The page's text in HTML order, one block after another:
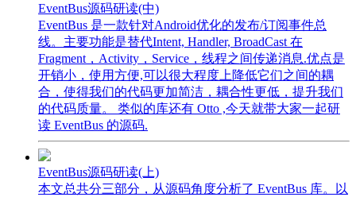
EventBus源码研读(中)
EventBus 是一款针对Android优化的发布/订阅事件总
线。主要功能是替代Intent, Handler, BroadCast 在
Fragment，Activity，Service，线程之间传递消息.优点是
开销小，使用方便,可以很大程度上降低它们之间的耦
合，使得我们的代码更加简洁，耦合性更低，提升我们
的代码质量。 类似的库还有 Otto ,今天就带大家一起研
读 EventBus 的源码.
EventBus源码研读(上)
本文总共分三部分，从源码角度分析了 EventBus 库。以